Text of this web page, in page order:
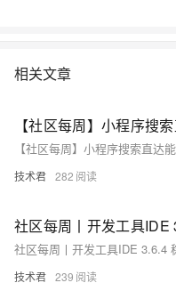
相关文章
技术君 282
社区每周丨开发工具
社区每周丨开发工具IDE 3.6.4
技术君 239